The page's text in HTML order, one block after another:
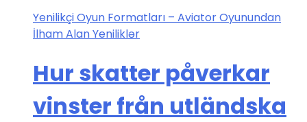
Yenilikçi Oyun Formatları – Aviator Oyunundan
İlham Alan Yeniliklər
Hur skatter påverkar
vinster från utländska